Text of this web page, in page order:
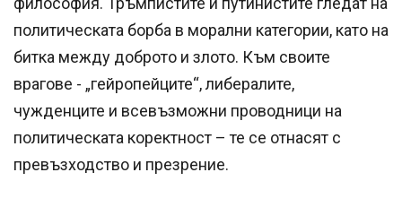
политическата борба в морални категории, като на
битка между доброто и злото. Към своите
врагове - „гейропейците“, либералите,
чужденците и всевъзможни проводници на
политическата коректност – те се отнасят с
превъзходство и презрение.